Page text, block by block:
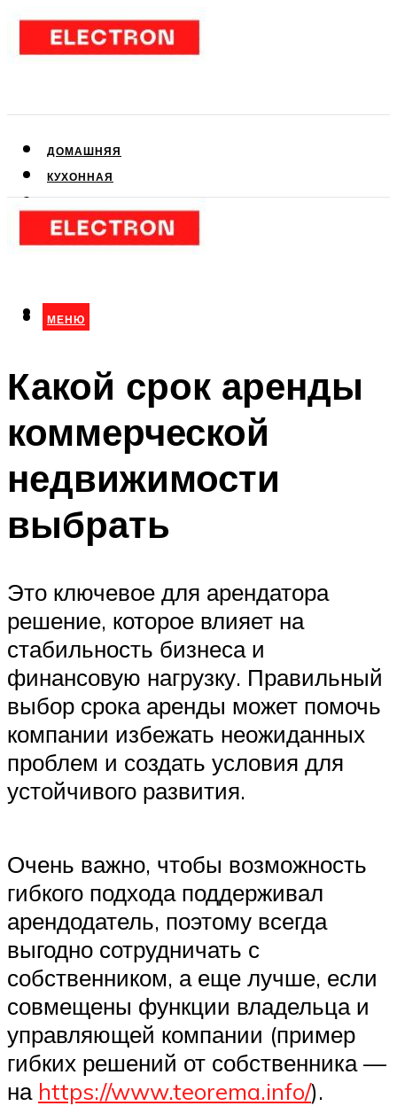
ДОМАШНЯЯ
КУХОННАЯ
КЛИМАТИЧЕСКАЯ
МЕНЮ
МЕНЮ
Какой срок аренды
коммерческой
недвижимости
выбрать
Это ключевое для арендатора
решение, которое влияет на
стабильность бизнеса и
финансовую нагрузку. Правильный
выбор срока аренды может помочь
компании избежать неожиданных
проблем и создать условия для
устойчивого развития.
Очень важно, чтобы возможность
гибкого подхода поддерживал
арендодатель, поэтому всегда
выгодно сотрудничать с
собственником, а еще лучше, если
совмещены функции владельца и
управляющей компании (пример
гибких решений от собственника —
на https://www.teorema.info/).